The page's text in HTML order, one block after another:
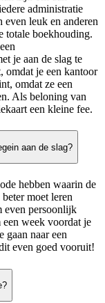
administratie
leuk en anderen
totale boekhouding.
je aan de slag te
omdat je een kantoor
omdat ze een
Als beloning van
een kleine fee.
aan de slag?
hebben waarin de
moet leren
even persoonlijk
een week voordat je
gaan naar een
even goed vooruit!